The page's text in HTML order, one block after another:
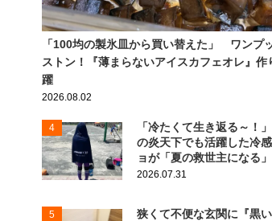
「100均の製氷皿から買い替えた」 ワンプ
ストン！『薄まらないアイスカフェオレ』作
躍
2026.08.02
4
「冷たくて生き返る～
の炎天下でも活躍した冷
ョが「夏の救世主になる
ト買ってよかった」
2026.07.31
5
狭くて不便な玄関に『黒